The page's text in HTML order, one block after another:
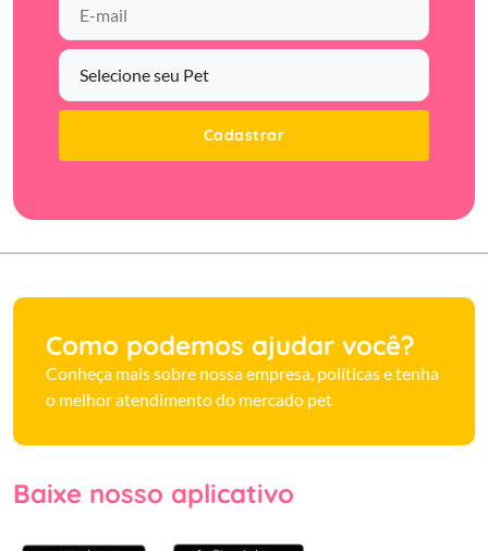
Cadastrar
Como podemos ajudar você?
Conheça mais sobre nossa empresa, políticas e tenha
o melhor atendimento do mercado pet
Baixe nosso aplicativo